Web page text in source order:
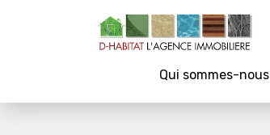
Qui sommes-nous